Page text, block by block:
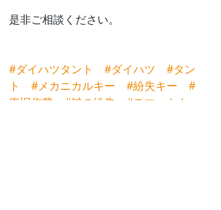
是非ご相談ください。
#ダイハツタント #ダイハツ
#タン
ト
#メカニカルキー #紛失キー
#
復旧作業
#鍵の紛失
#スマートキ